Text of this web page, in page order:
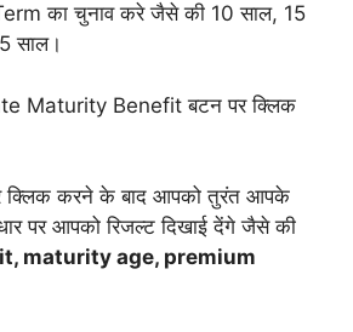
का चुनाव करे जैसे की 10 साल, 15
साल।
Maturity Benefit बटन पर क्लिक
क्लिक करने के बाद आपको तुरंत आपके
पर आपको रिजल्ट दिखाई देंगे जैसे की
maturity age, premium